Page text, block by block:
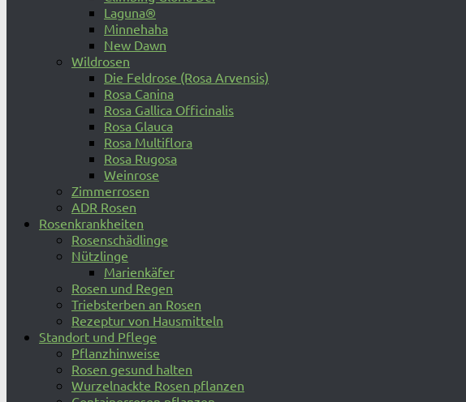
Laguna®
Minnehaha
New Dawn
Wildrosen
Die Feldrose (Rosa Arvensis)
Rosa Canina
Rosa Gallica Officinalis
Rosa Glauca
Rosa Multiflora
Rosa Rugosa
Weinrose
Zimmerrosen
ADR Rosen
Rosenkrankheiten
Rosenschädlinge
Nützlinge
Marienkäfer
Rosen und Regen
Triebsterben an Rosen
Rezeptur von Hausmitteln
Standort und Pflege
Pflanzhinweise
Rosen gesund halten
Wurzelnackte Rosen pflanzen